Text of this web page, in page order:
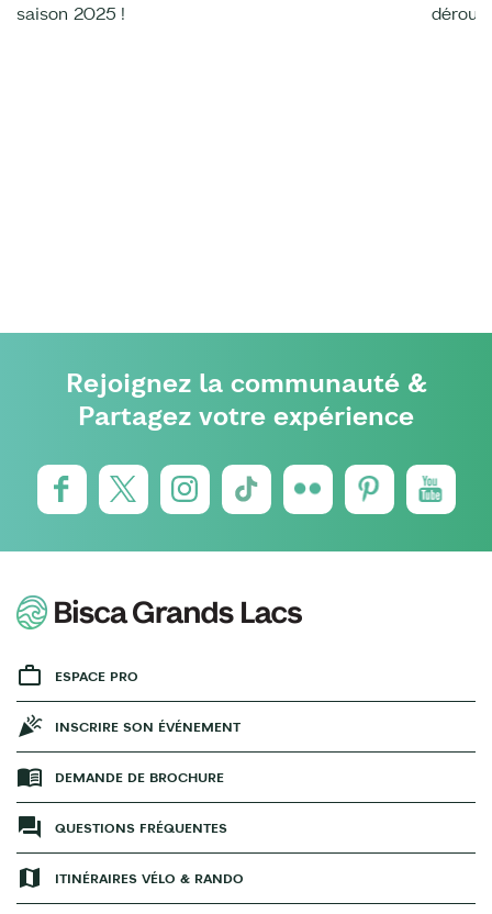
saison 2025 !
Rejoignez la communauté &
Partagez votre expérience
ESPACE PRO
INSCRIRE SON ÉVÉNEMENT
DEMANDE DE BROCHURE
QUESTIONS FRÉQUENTES
ITINÉRAIRES VÉLO & RANDO